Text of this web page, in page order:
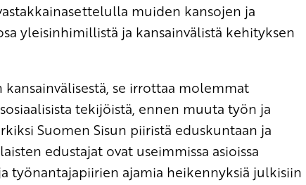
muiden kansojen ja
yleisinhimillistä ja kansainvälistä kehityksen
se irrottaa molemmat
tekijöistä, ennen muuta työn ja
Suomen Sisun piiristä eduskuntaan ja
edustajat ovat useimmissa asioissa
työnantajapiirien ajamia heikennyksiä julkisiin